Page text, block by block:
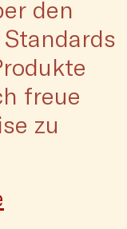
den
freue
zu